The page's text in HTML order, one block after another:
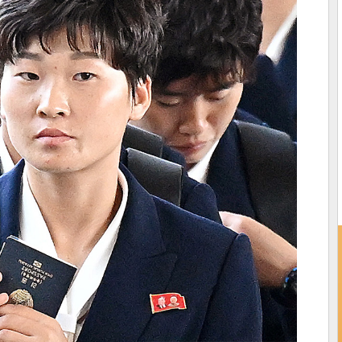
라이프 포토
만화
텍스 텍스 목록